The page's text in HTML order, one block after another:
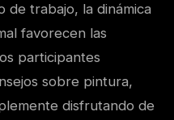
de trabajo, la dinámica
favorecen las
participantes
sobre pintura,
disfrutando de